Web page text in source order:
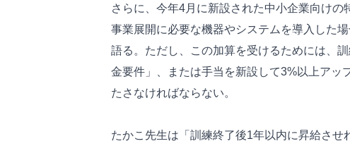
さらに、今年4月に新設された中小企業向け
事業展開に必要な機器やシステムを導入した
語る。ただし、この加算を受けるためには、
金要件」、または手当を新設して3%以上アッ
たさなければならない。
たかこ先生は「訓練終了後1年以内に昇給さ